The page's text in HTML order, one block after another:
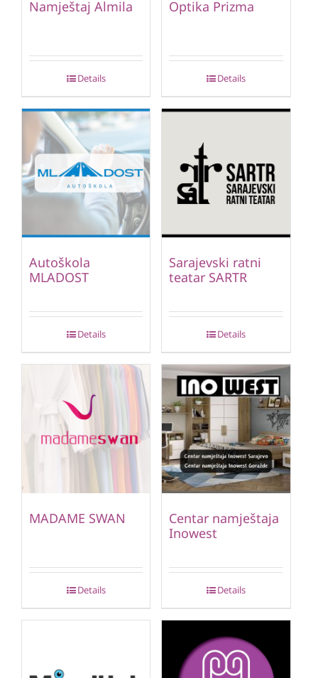
Namještaj Almila
Details
Optika Prizma
Details
Autoškola
MLADOST
Details
Sarajevski ratni
teatar SARTR
Details
MADAME SWAN
Details
Centar namještaja
Inowest
Details